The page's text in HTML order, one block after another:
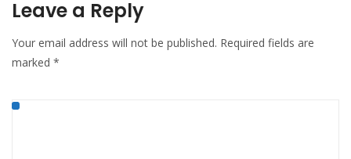
Leave a Reply
Your email address will not be published. Required fields are
marked *